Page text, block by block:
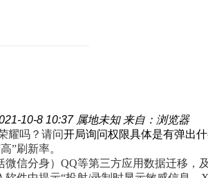
10-8 10:37 属地未知 来自：浏览器
耀吗？请问开局询问权限具体是有弹出
”刷新率。
信分身）QQ等第三方应用数据迁移，